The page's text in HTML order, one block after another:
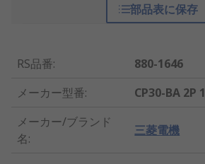
部品表に保存
RS品番:
880-1646
メーカー型番:
CP30-BA 2P
メーカー/ブランド
名:
三菱電機